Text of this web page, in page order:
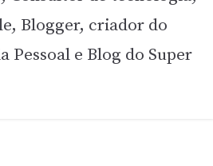
Blogger, criador do
Pessoal e Blog do Super